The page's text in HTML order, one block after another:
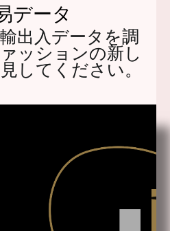
データ
出入データを調
ッションの新し
してください。